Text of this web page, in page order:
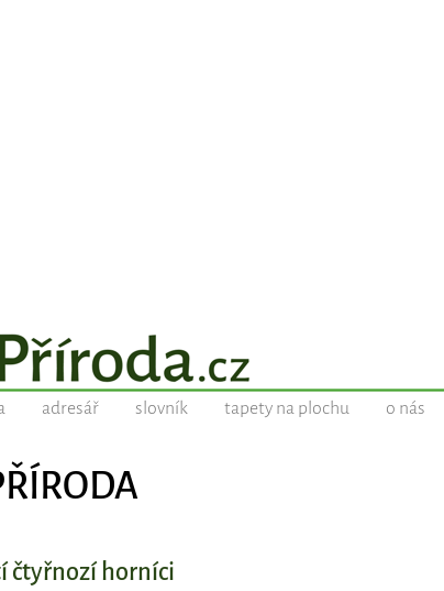
adresář slovník tapety na plochu o nás
čtyřnozí horníci